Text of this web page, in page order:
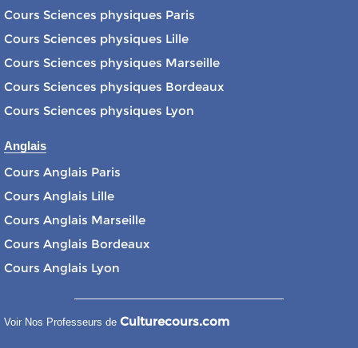
Cours Sciences physiques Paris
Cours Sciences physiques Lille
Cours Sciences physiques Marseille
Cours Sciences physiques Bordeaux
Cours Sciences physiques Lyon
Anglais
Cours Anglais Paris
Cours Anglais Lille
Cours Anglais Marseille
Cours Anglais Bordeaux
Cours Anglais Lyon
Voir Nos Professeurs de Culturecours.com